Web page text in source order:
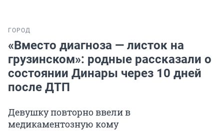
ГОРОД
«Вместо диагноза — листок на
грузинском»: родные рассказали о
состоянии Динары через 10 дней
после ДТП
Девушку повторно ввели в
медикаментозную кому